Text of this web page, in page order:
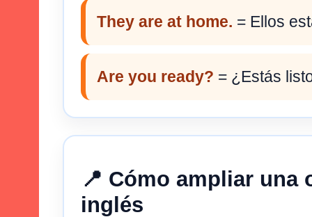
They are at home. = Ellos
Are you ready? = ¿Estás
📍 Cómo ampliar una
inglés